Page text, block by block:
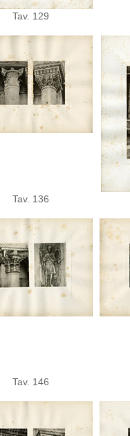
Tav. 129
Tav. 136
Tav. 146